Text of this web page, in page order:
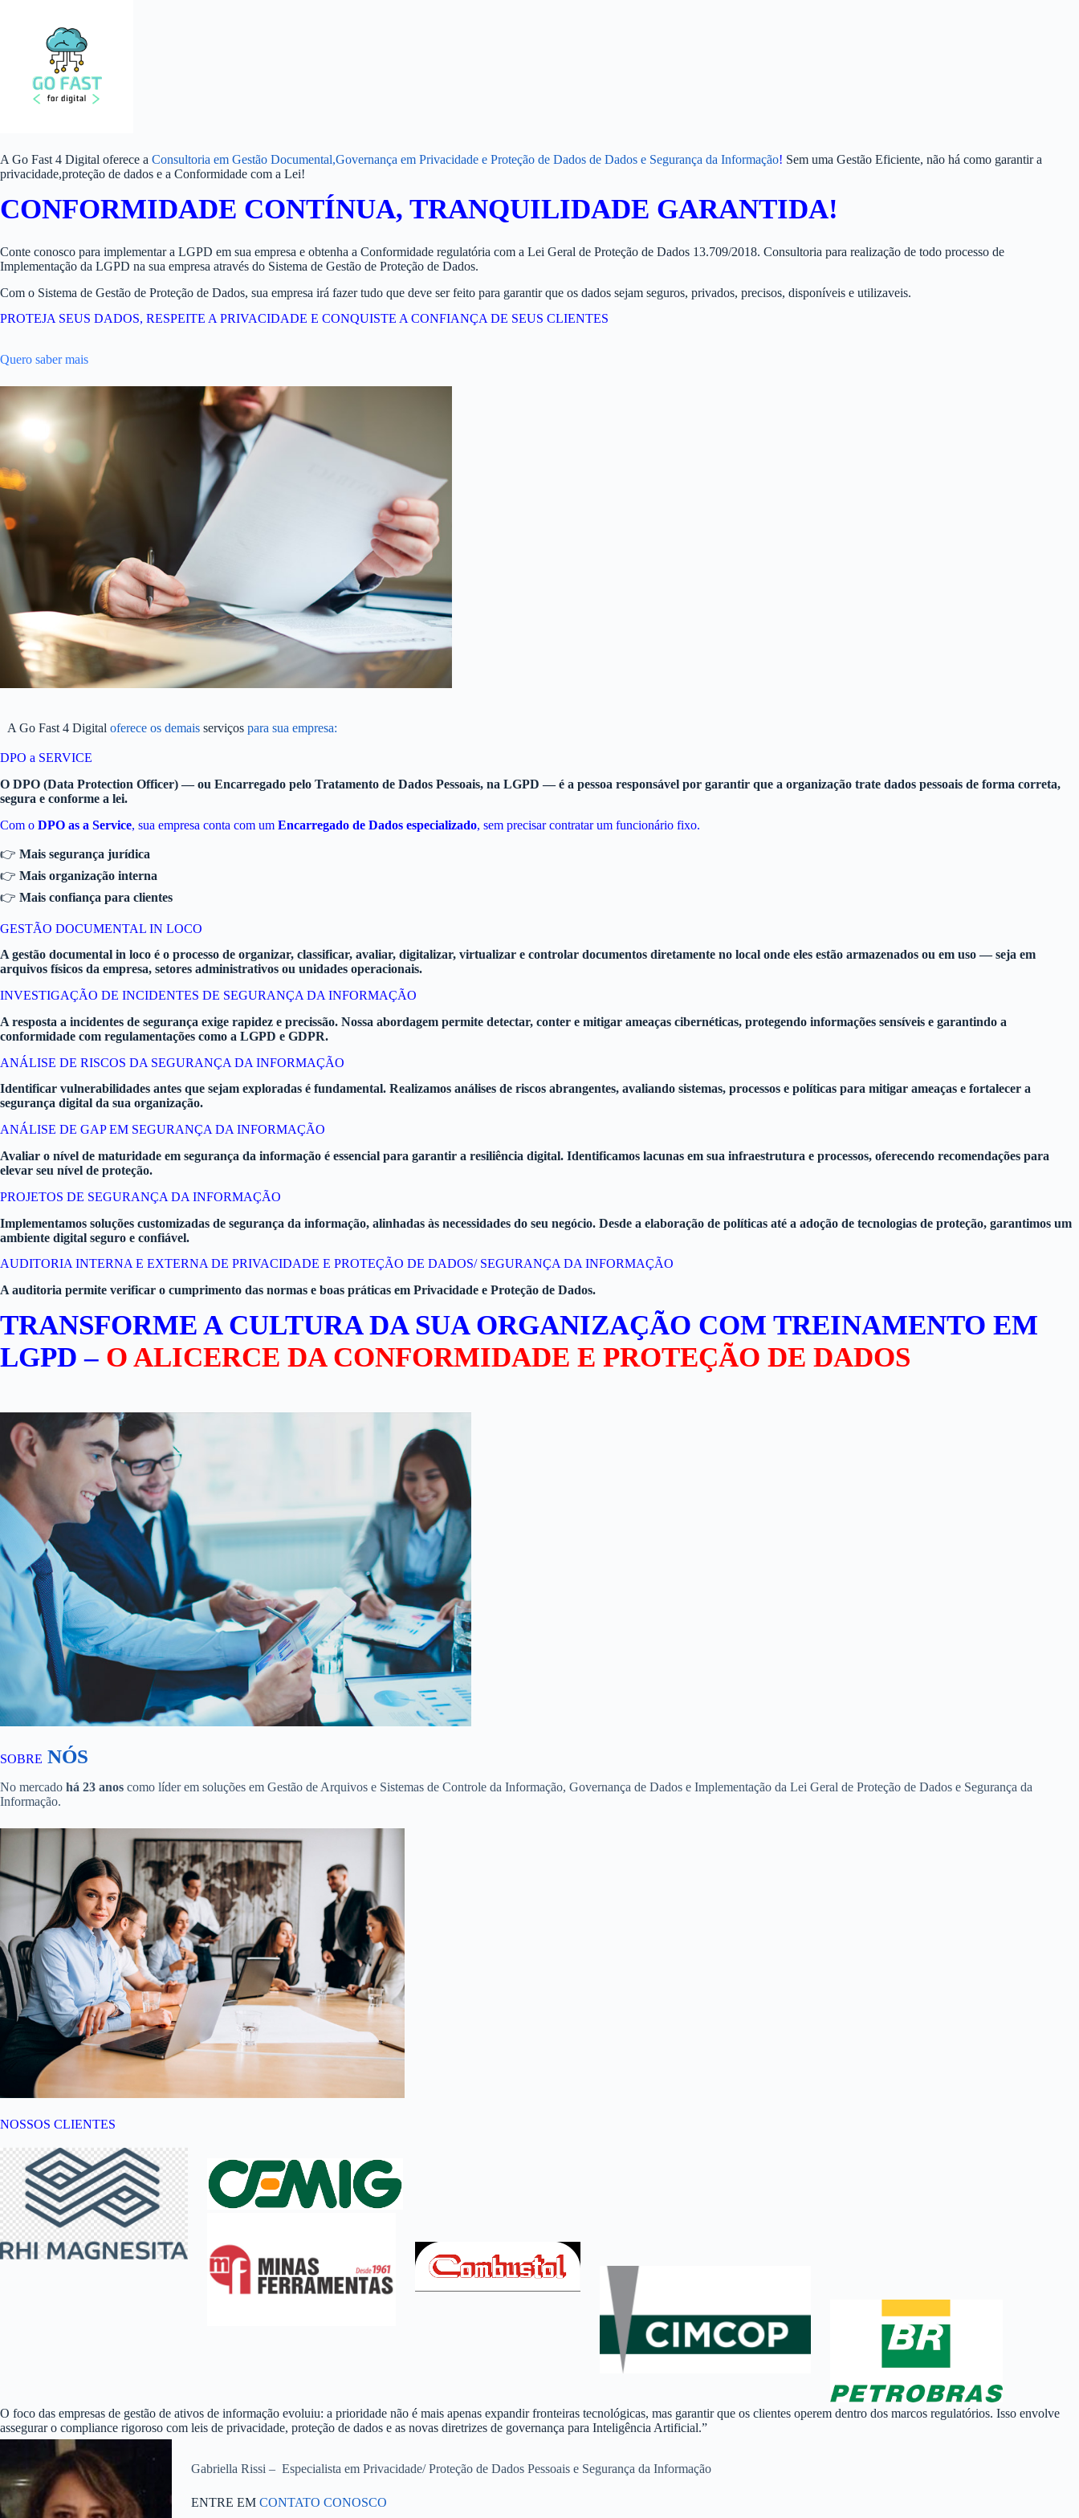
A Go Fast 4 Digital oferece a Consultoria em Gestão Documental,Governança em Privacidade e Proteção de Dados de Dados e Segurança da Informação! Sem uma Gestão Eficiente, não há como garantir a
privacidade,proteção de dados e a Conformidade com a Lei!
CONFORMIDADE CONTÍNUA, TRANQUILIDADE GARANTIDA!
Conte conosco para implementar a LGPD em sua empresa e obtenha a Conformidade regulatória com a Lei Geral de Proteção de Dados 13.709/2018. Consultoria para realização de todo processo de
Implementação da LGPD na sua empresa através do Sistema de Gestão de Proteção de Dados.
Com o Sistema de Gestão de Proteção de Dados, sua empresa irá fazer tudo que deve ser feito para garantir que os dados sejam seguros, privados, precisos, disponíveis e utilizaveis.
PROTEJA SEUS DADOS, RESPEITE A PRIVACIDADE E CONQUISTE A CONFIANÇA DE SEUS CLIENTES
Quero saber mais
A Go Fast 4 Digital oferece os demais serviços para sua empresa:
DPO a SERVICE
O DPO (Data Protection Officer) — ou Encarregado pelo Tratamento de Dados Pessoais, na LGPD — é a pessoa responsável por garantir que a organização trate dados pessoais de forma correta,
segura e conforme a lei.
Com o DPO as a Service, sua empresa conta com um Encarregado de Dados especializado, sem precisar contratar um funcionário fixo.
👉 Mais segurança jurídica
👉 Mais organização interna
👉 Mais confiança para clientes
GESTÃO DOCUMENTAL IN LOCO
A gestão documental in loco é o processo de organizar, classificar, avaliar, digitalizar, virtualizar e controlar documentos diretamente no local onde eles estão armazenados ou em uso — seja em
arquivos físicos da empresa, setores administrativos ou unidades operacionais.
INVESTIGAÇÃO DE INCIDENTES DE SEGURANÇA DA INFORMAÇÃO
A resposta a incidentes de segurança exige rapidez e precissão. Nossa abordagem permite detectar, conter e mitigar ameaças cibernéticas, protegendo informações sensíveis e garantindo a
conformidade com regulamentações como a LGPD e GDPR.
ANÁLISE DE RISCOS DA SEGURANÇA DA INFORMAÇÃO
Identificar vulnerabilidades antes que sejam exploradas é fundamental. Realizamos análises de riscos abrangentes, avaliando sistemas, processos e políticas para mitigar ameaças e fortalecer a
segurança digital da sua organização.
ANÁLISE DE GAP EM SEGURANÇA DA INFORMAÇÃO
Avaliar o nível de maturidade em segurança da informação é essencial para garantir a resiliência digital. Identificamos lacunas em sua infraestrutura e processos, oferecendo recomendações para
elevar seu nível de proteção.
PROJETOS DE SEGURANÇA DA INFORMAÇÃO
Implementamos soluções customizadas de segurança da informação, alinhadas às necessidades do seu negócio. Desde a elaboração de políticas até a adoção de tecnologias de proteção, garantimos um
ambiente digital seguro e confiável.
AUDITORIA INTERNA E EXTERNA DE PRIVACIDADE E PROTEÇÃO DE DADOS/ SEGURANÇA DA INFORMAÇÃO
A auditoria permite verificar o cumprimento das normas e boas práticas em Privacidade e Proteção de Dados.
TRANSFORME A CULTURA DA SUA ORGANIZAÇÃO COM TREINAMENTO EM
LGPD – O ALICERCE DA CONFORMIDADE E PROTEÇÃO DE DADOS
SOBRE NÓS
No mercado há 23 anos como líder em soluções em Gestão de Arquivos e Sistemas de Controle da Informação, Governança de Dados e Implementação da Lei Geral de Proteção de Dados e Segurança da
Informação.
NOSSOS CLIENTES
O foco das empresas de gestão de ativos de informação evoluiu: a prioridade não é mais apenas expandir fronteiras tecnológicas, mas garantir que os clientes operem dentro dos marcos regulatórios. Isso envolve
assegurar o compliance rigoroso com leis de privacidade, proteção de dados e as novas diretrizes de governança para Inteligência Artificial.”
Gabriella Rissi – Especialista em Privacidade/ Proteção de Dados Pessoais e Segurança da Informação
ENTRE EM CONTATO CONOSCO